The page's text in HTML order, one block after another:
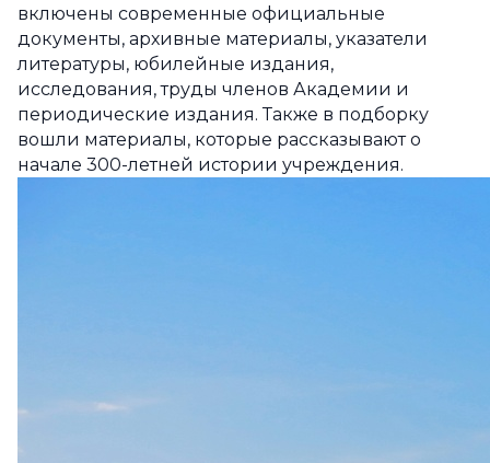
включены современные официальные
документы, архивные материалы, указатели
литературы, юбилейные издания,
исследования, труды членов Академии и
периодические издания. Также в подборку
вошли материалы, которые рассказывают о
начале 300-летней истории учреждения.